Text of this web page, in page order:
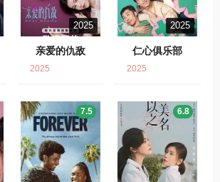
2025
亲爱的仇敌
2025
2025
仁心俱乐部
2025
7.5 6.8